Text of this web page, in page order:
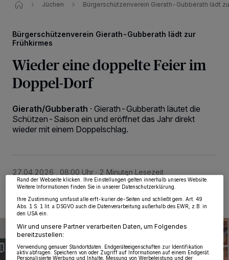
Jüchen Bürgerschützenverein Gierath-Gubberath lädt
Bürgerschützenverein Gierath-Gubberath lädt zur
Frühkirmes
Wieder eine doppelte Feier im
Doppel-Dorf
Gierath/Gubberath · Gierath-Gubberath läutet die
Schützen-Saison ein und eröffnet das Jahr direkt
wieder mit einem Doppelschlag.
27.04.2026 , 08:00 Uhr 2 Minuten Lesezeit
Wir und unsere218-Partner speichern und greifen auf personenbezogene Daten
wie Browserdaten oder eindeutige Kennungen auf Ihrem Gerät zu. Durch Auswahl
widerrufen, indem Sie auf den Link Einstellungen oder Ablehnen am unteren
Rand der Webseite klicken. Ihre Einstellungen gelten innerhalb unseres Website.
Weitere Informationen finden Sie in unserer Datenschutzerklärung.
Ihre Zustimmung umfasst alle erft-kurier.de-Seiten und schließt gem. Art. 49
Abs. 1 S. 1 lit. a DSGVO auch die Datenverarbeitung außerhalb des EWR, z.B. in
den USA ein.
Wir und unsere Partner verarbeiten Daten, um Folgendes
bereitzustellen:
Verwendung genauer Standortdaten. Endgeräteeigenschaften zur Identifikation
aktiv abfragen. Speichern von oder Zugriff auf Informationen auf einem Endgerät.
Personalisierte Werbung und Inhalte, Messung von Werbeleistung und der